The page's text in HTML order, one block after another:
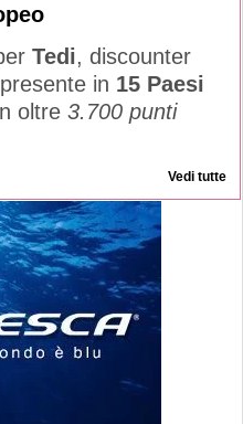
Tedi, discounter
in 15 Paesi
oltre 3.700 punti
Vedi tutte